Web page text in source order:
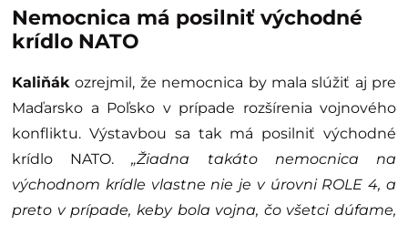
Nemocnica má posilniť východné
krídlo NATO
Kaliňák ozrejmil, že nemocnica by mala slúžiť aj pre
Maďarsko a Poľsko v prípade rozšírenia vojnového
konfliktu. Výstavbou sa tak má posilniť východné
krídlo NATO. „Žiadna takáto nemocnica na
východnom krídle vlastne nie je v úrovni ROLE 4, a
preto v prípade, keby bola vojna, čo všetci dúfame,